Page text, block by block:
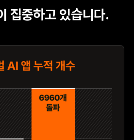
집중하고 있습니다.